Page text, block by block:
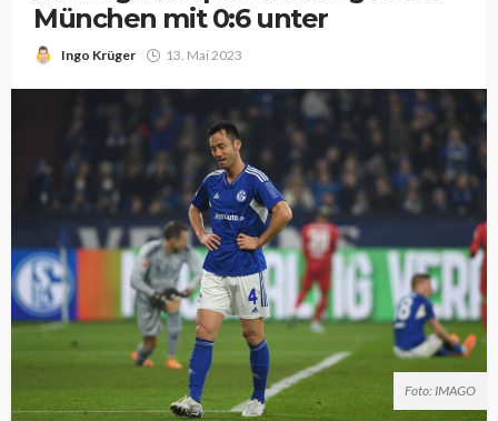
München mit 0:6 unter
Ingo Krüger 13. Mai 2023
Foto: IMAGO